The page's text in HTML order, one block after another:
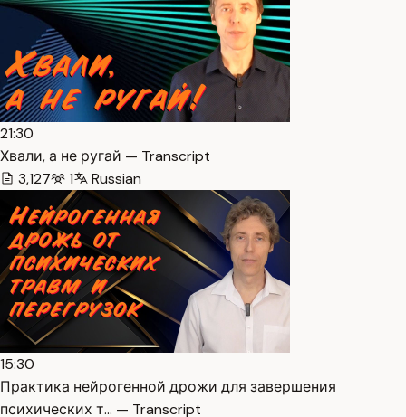
21:30
Хвали, а не ругай — Transcript
3,127
1 Russian
15:30
Практика нейрогенной дрожи для завершения
психических т… — Transcript